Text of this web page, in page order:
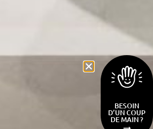
BESOIN
D’UN COUP
DE MAIN ?